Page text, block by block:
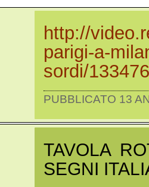
http://
parigi-a-
sordi/
PUBBLICATO 13
TAVOLA
SEGNI